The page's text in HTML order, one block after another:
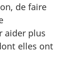
de faire
aider plus
elles ont